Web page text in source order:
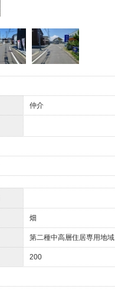
仲介
畑
第二種中高層住居専用地域
200